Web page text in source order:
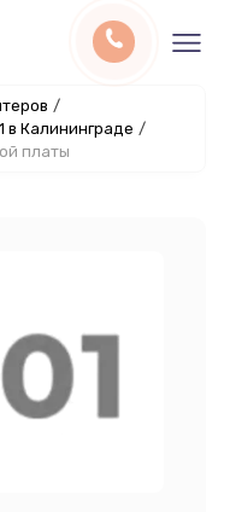
/
в Калининграде /
платы